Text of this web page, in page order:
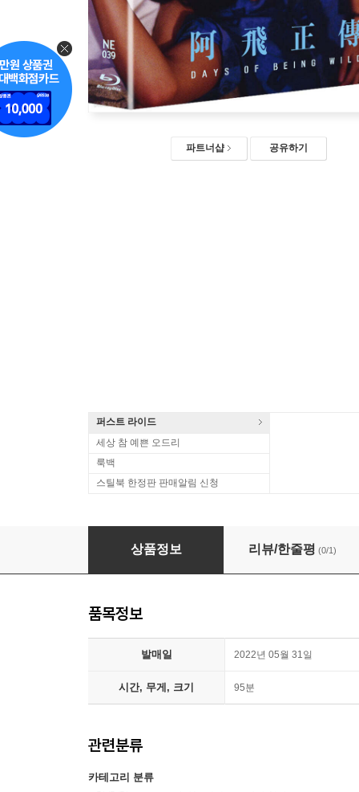
파트너샵 공유하기
퍼스트 라이드
세상 참 예쁜 오드리
룩백
스틸북 한정판 판매알림 신청
아비정전 리마스터링 (1Disc, 한정판 독점 렌티
상품정보 리뷰/한줄평 (0/1)
품목정보
발매일 2022년 05월 31일
시간, 무게, 크기 95분
관련분류
카테고리 분류